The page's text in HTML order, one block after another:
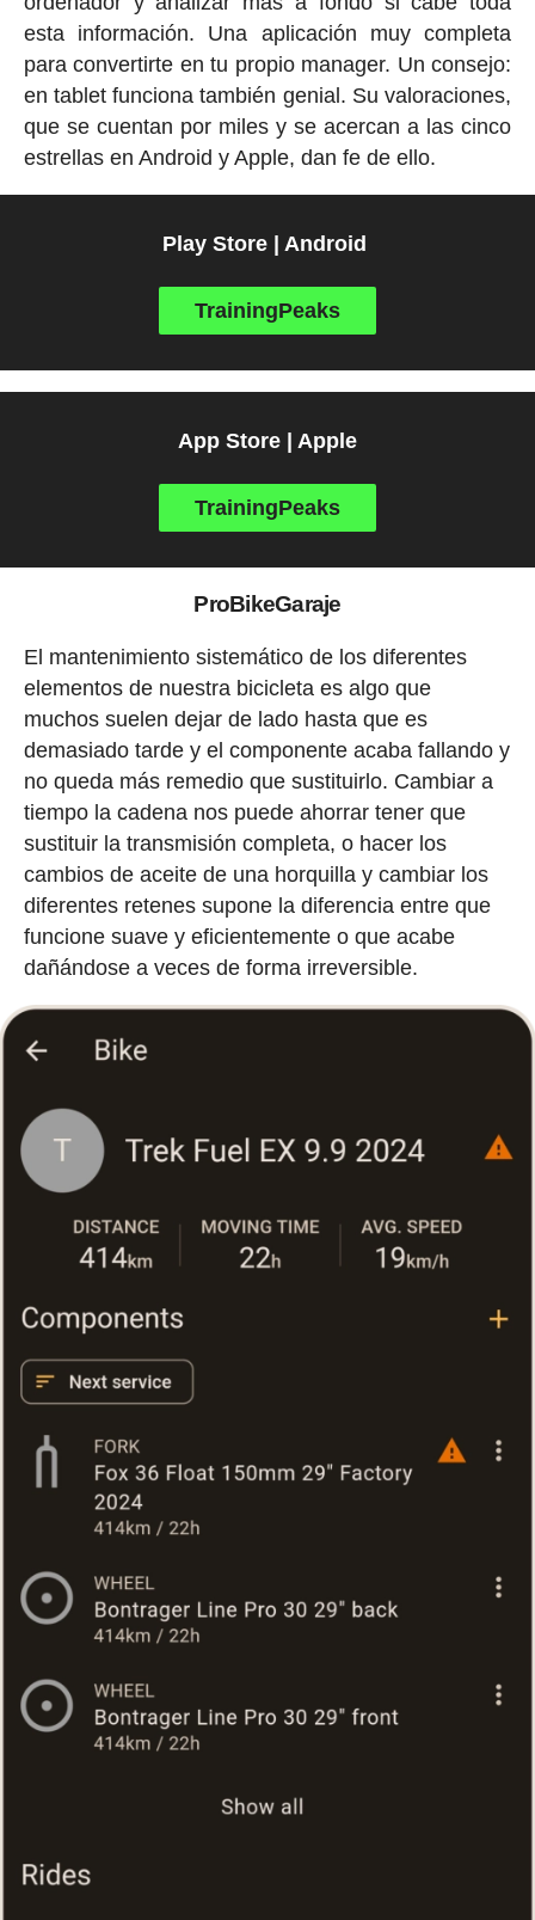
esta información. Una aplicación muy completa
para convertirte en tu propio manager. Un consejo:
en tablet funciona también genial. Su valoraciones,
que se cuentan por miles y se acercan a las cinco
estrellas en Android y Apple, dan fe de ello.
Play Store | Android
TrainingPeaks
App Store | Apple
TrainingPeaks
ProBikeGaraje
El mantenimiento sistemático de los diferentes
elementos de nuestra bicicleta es algo que
muchos suelen dejar de lado hasta que es
demasiado tarde y el componente acaba fallando y
no queda más remedio que sustituirlo. Cambiar a
tiempo la cadena nos puede ahorrar tener que
sustituir la transmisión completa, o hacer los
cambios de aceite de una horquilla y cambiar los
diferentes retenes supone la diferencia entre que
funcione suave y eficientemente o que acabe
dañándose a veces de forma irreversible.